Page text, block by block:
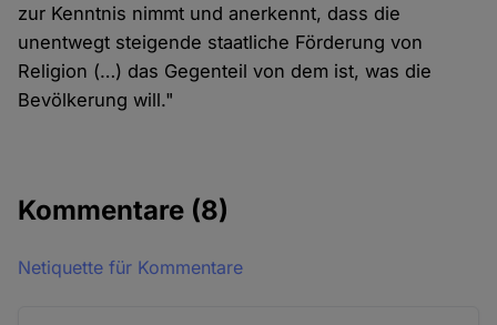
zur Kenntnis nimmt und anerkennt, dass die
unentwegt steigende staatliche Förderung von
Religion (…) das Gegenteil von dem ist, was die
Bevölkerung will."
Kommentare (8)
Netiquette für Kommentare